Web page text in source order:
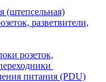
(штепсельная)
разветвители,
розеток,
питания (PDU)